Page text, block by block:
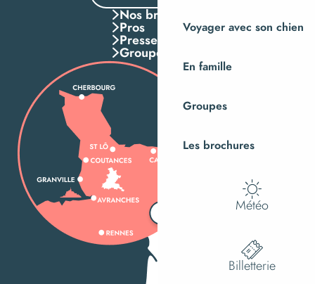
Voyager avec son chien
En famille
Groupes
Les brochures
Météo
Billetterie
Nos brochures
Pros
Presse
Groupes